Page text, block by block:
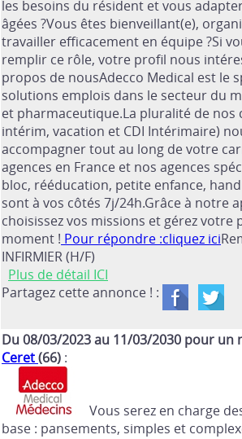
les besoins du résident et vous
âgées ?Vous êtes bienveillant(e),
travailler efficacement en équipe ?Si
remplir ce rôle, votre profil nous
propos de nousAdecco Medical est le
solutions emplois dans le secteur du
et pharmaceutique.La pluralité de nos
intérim, vacation et CDI Intérimaire)
accompagner tout au long de votre
agences en France et nos agences
bloc, rééducation, petite enfance,
sont à vos côtés 7j/24h.Grâce à notre
choisissez vos missions et gérez votre
moment ! Pour répondre :cliquez ici
INFIRMIER (H/F)
Plus de détail ICI
Partagez cette annonce ! :
Du 08/03/2023 au 11/03/2030 pour un
Ceret(66) :
Vous serez en charge
base : pansements, simples et